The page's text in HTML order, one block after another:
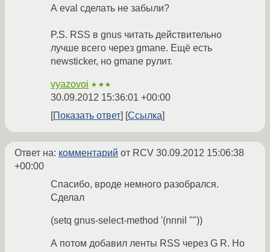
А eval сделать не забыли?
P.S. RSS в gnus читать действительно
лучше всего через gmane. Ещё есть
newsticker, но gmane рулит.
vyazovoi ★★★
30.09.2012 15:36:01 +00:00
Показать ответ
Ссылка
Ответ на: комментарий от RCV 30.09.2012 15:06:38
+00:00
Спасибо, вроде немного разобрался.
Сделал
(setq gnus-select-method '(nnnil ""))
А потом добавил ленты RSS через G R. Но